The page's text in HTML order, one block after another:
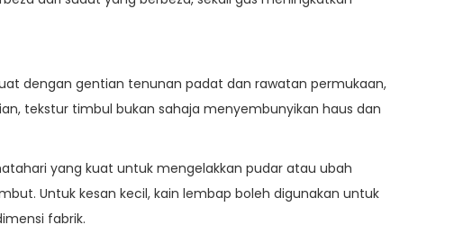
dengan gentian tenunan padat dan rawatan permukaan,
tekstur timbul bukan sahaja menyembunyikan haus dan
yang kuat untuk mengelakkan pudar atau ubah
Untuk kesan kecil, kain lembap boleh digunakan untuk
fabrik.